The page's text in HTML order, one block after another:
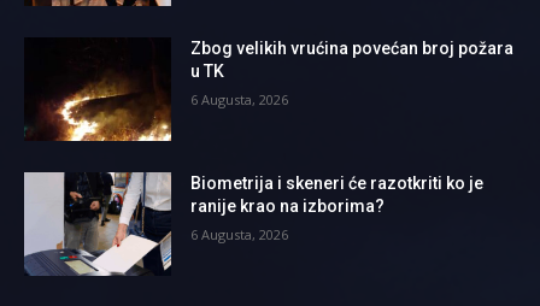
Zbog velikih vrućina povećan broj požara
u TK
6 Augusta, 2026
Biometrija i skeneri će razotkriti ko je
ranije krao na izborima?
6 Augusta, 2026